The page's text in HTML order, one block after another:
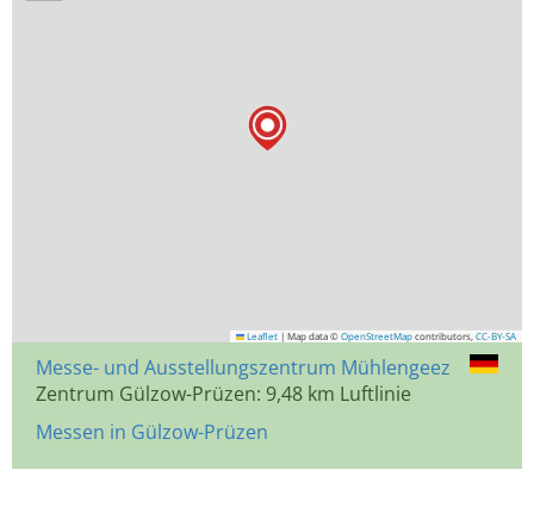
Leaflet | Map data © OpenStreetMap contributors, CC-BY-SA
Messe- und Ausstellungszentrum Mühlengeez
Zentrum Gülzow-Prüzen: 9,48 km Luftlinie
Messen in Gülzow-Prüzen